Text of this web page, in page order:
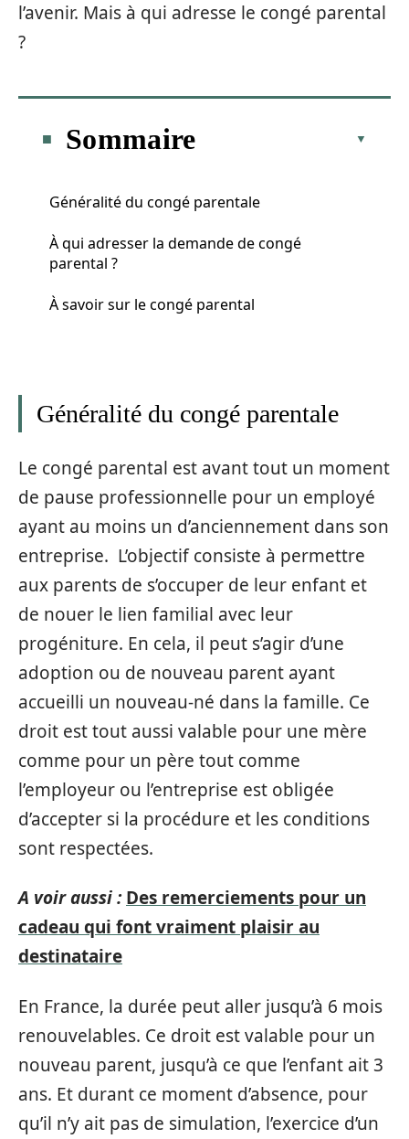
l’avenir. Mais à qui adresse le congé parental
?
Sommaire
Généralité du congé parentale
À qui adresser la demande de congé
parental ?
À savoir sur le congé parental
Généralité du congé parentale
Le congé parental est avant tout un moment
de pause professionnelle pour un employé
ayant au moins un d’anciennement dans son
entreprise. L’objectif consiste à permettre
aux parents de s’occuper de leur enfant et
de nouer le lien familial avec leur
progéniture. En cela, il peut s’agir d’une
adoption ou de nouveau parent ayant
accueilli un nouveau-né dans la famille. Ce
droit est tout aussi valable pour une mère
comme pour un père tout comme
l’employeur ou l’entreprise est obligée
d’accepter si la procédure et les conditions
sont respectées.
A voir aussi : Des remerciements pour un
cadeau qui font vraiment plaisir au
destinataire
En France, la durée peut aller jusqu’à 6 mois
renouvelables. Ce droit est valable pour un
nouveau parent, jusqu’à ce que l’enfant ait 3
ans. Et durant ce moment d’absence, pour
qu’il n’y ait pas de simulation, l’exercice d’un